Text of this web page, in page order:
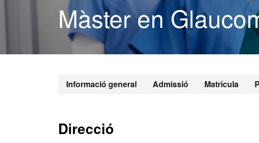
Màster en
Informació general Admissió Matrícula
Direcció